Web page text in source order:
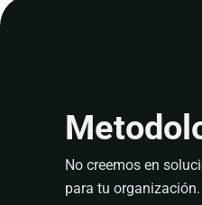
No creemos en
para tu